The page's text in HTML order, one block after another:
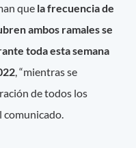
que la frecuencia de
ambos ramales se
toda esta semana
, “mientras se
de todos los
comunicado.